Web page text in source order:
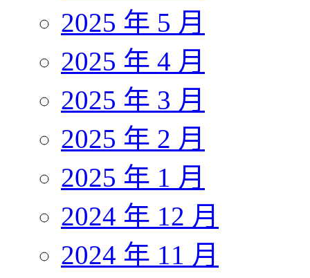
2025 年 5 月
2025 年 4 月
2025 年 3 月
2025 年 2 月
2025 年 1 月
2024 年 12 月
2024 年 11 月